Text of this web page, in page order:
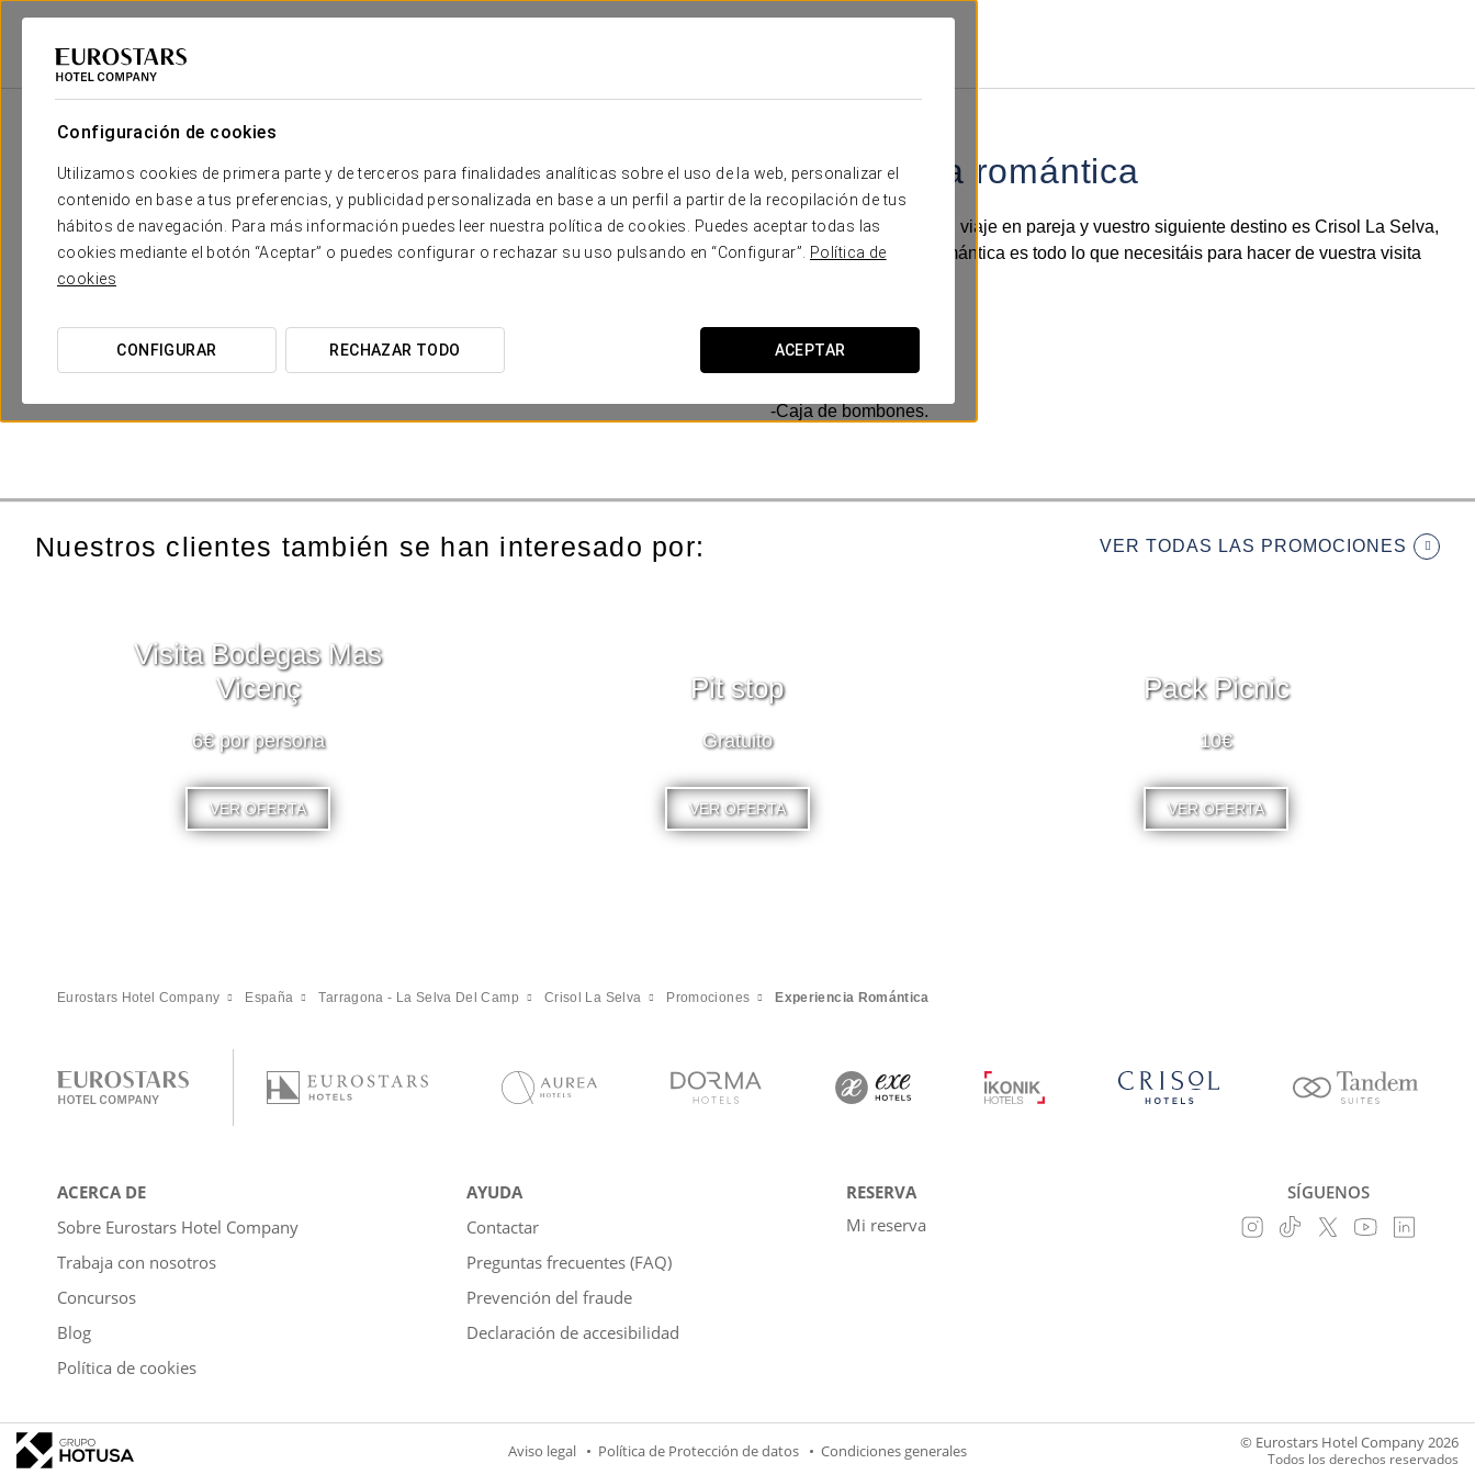
Configuración de cookies
Utilizamos cookies de primera parte y de terceros para finalidades analíticas sobre el uso de la web, personalizar el
contenido en base a tus preferencias, y publicidad personalizada en base a un perfil a partir de la recopilación de tus
hábitos de navegación. Para más información puedes leer nuestra política de cookies. Puedes aceptar todas las
cookies mediante el botón “Aceptar” o puedes configurar o rechazar su uso pulsando en “Configurar”.
Política de
cookies
CONFIGURAR RECHAZAR TODO ACEPTAR
Eurostars Hotel Company
Experiencia romántica
Si estáis preparando un viaje en pareja y vuestro siguiente destino es Crisol La Selva,
nuestra experiencia romántica es todo lo que necesitáis para hacer de vuestra visita
Incluye:
-Una botella de cava.
-Caja de bombones.
Nuestros clientes también se han interesado por: VER TODAS LAS PROMOCIONES
Visita Bodegas Mas
Vicenç
6€ por persona
VER OFERTA
Pit stop
Gratuito
VER OFERTA
Pack Picnic
10€
VER OFERTA
Eurostars Hotel Company España Tarragona - La Selva Del Camp Crisol La Selva Promociones Experiencia Romántica
ACERCA DE
Sobre Eurostars Hotel Company
Trabaja con nosotros
Concursos
Blog
Política de cookies
AYUDA
Contactar
Preguntas frecuentes (FAQ)
Prevención del fraude
Declaración de accesibilidad
RESERVA
Mi reserva
SÍGUENOS
Aviso legal Política de Protección de datos Condiciones generales © Eurostars Hotel Company 2026
Todos los derechos reservados